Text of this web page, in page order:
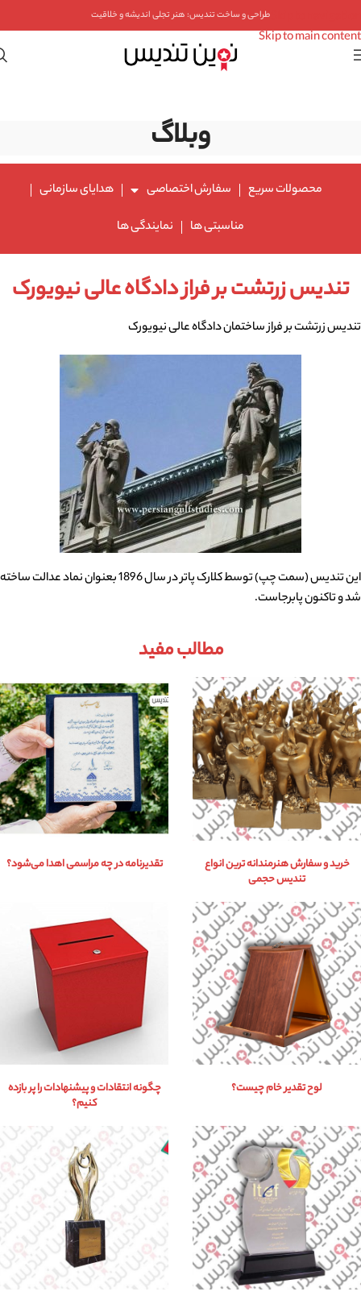
Skip to main content
طراحی و ساخت تندیس: هنر تجلی اندیشه و خلاقیت
وبلاگ
محصولات سریع سفارش اختصاصی
هدایای سازمانی
مناسبتی ها
نمایندگی ها
تندیس زرتشت بر فراز دادگاه عالی نیویورک
تندیس زرتشت بر فراز ساختمان دادگاه عالی نیویورک
این تندیس (سمت چپ) توسط کلارک پاتر در سال 1896 بعنوان نماد عدالت ساخته
شد و تاکنون پابرجاست.
مطالب مفید
خرید و سفارش هنرمندانه ترین انواع
تندیس حجمی
تقدیرنامه در چه مراسمی اهدا می‌شود؟
لوح تقدیر خام چیست؟
چگونه انتقادات و پیشنهادات را پر بازده
کنیم؟